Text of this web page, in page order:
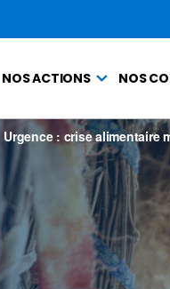
NOS ACTIONS NOS
Urgence : crise alimentaire